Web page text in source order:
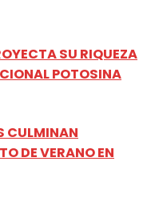
SU RIQUEZA
POTOSINA
CULMINAN
DE VERANO EN